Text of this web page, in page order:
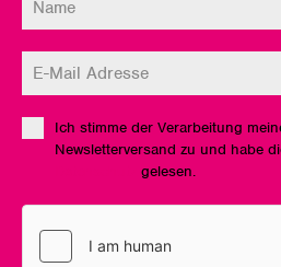
Ich stimme der Verarbeitung
Newsletterversand zu und habe
gelesen.